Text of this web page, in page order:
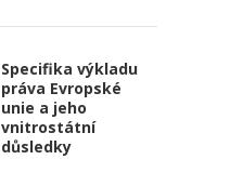
Specifika výkladu
práva Evropské
unie a jeho
vnitrostátní
důsledky